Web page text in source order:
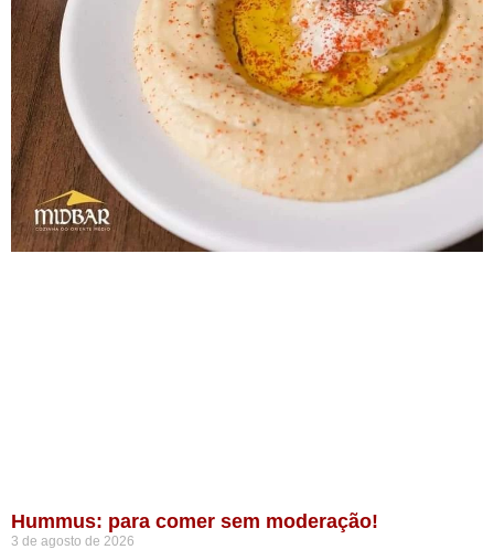
Hummus: para comer sem moderação!
3 de agosto de 2026